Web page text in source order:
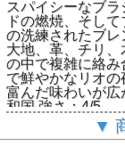
スパイシーなブ
ドの燃焼、そし
の洗練されたブレ
大地、革、チリ
の中で複雑に絡
で鮮やかなリオ
富んだ味わいが
和国 強さ：4/5
▼